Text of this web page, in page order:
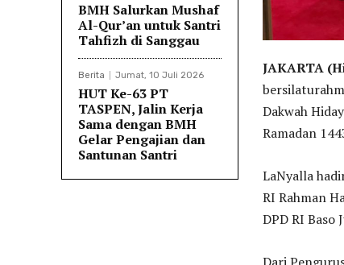
BMH Salurkan Mushaf
Al-Qur’an untuk Santri
Tahfizh di Sanggau
Berita Jumat, 10 Juli 2026
HUT Ke-63 PT
TASPEN, Jalin Kerja
Sama dengan BMH
Gelar Pengajian dan
Santunan Santri
JAKARTA
Dakwah
Ramadan
LaNyalla
RI Rahman
DPD RI Baso